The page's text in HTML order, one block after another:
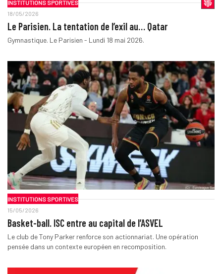
INSTITUTIONS SPORTIVES
18/05/2026
Le Parisien. La tentation de l’exil au… Qatar
Gymnastique. Le Parisien - Lundi 18 mai 2026.
INSTITUTIONS SPORTIVES
15/05/2026
Basket-ball. ISC entre au capital de l’ASVEL
Le club de Tony Parker renforce son actionnariat. Une opération
pensée dans un contexte européen en recomposition.